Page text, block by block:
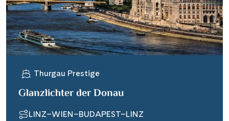
Thurgau Prestige
Glanzlichter der Donau
LINZ–WIEN–BUDAPEST–LINZ